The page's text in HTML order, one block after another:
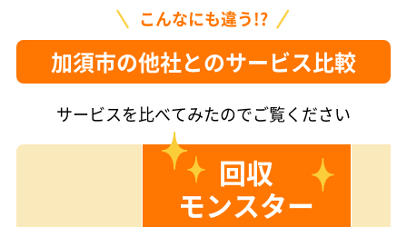
こんなにも違う!?
加須市の他社とのサービス比較
サービスを比べてみたのでご覧ください
回収
モンスター